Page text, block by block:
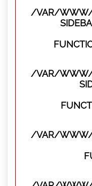
/VAR/WWW/
/VAR/WWW/
/VAR/WWW/